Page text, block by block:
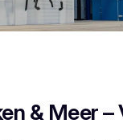
& Meer –